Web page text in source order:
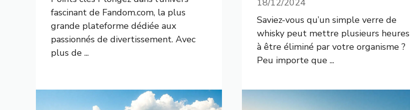
fascinant de Fandom.com, la plus
grande plateforme dédiée aux
passionnés de divertissement. Avec
plus de ...
Saviez-vous qu’un simple verre de
whisky peut mettre plusieurs heures
à être éliminé par votre organisme ?
Peu importe que ...